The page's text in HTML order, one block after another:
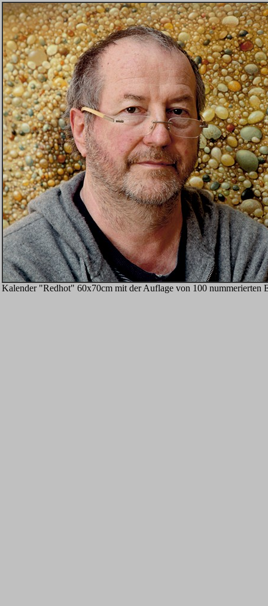
Kalender "Redhot" 60x70cm mit der Auflage von 100 nummerierten